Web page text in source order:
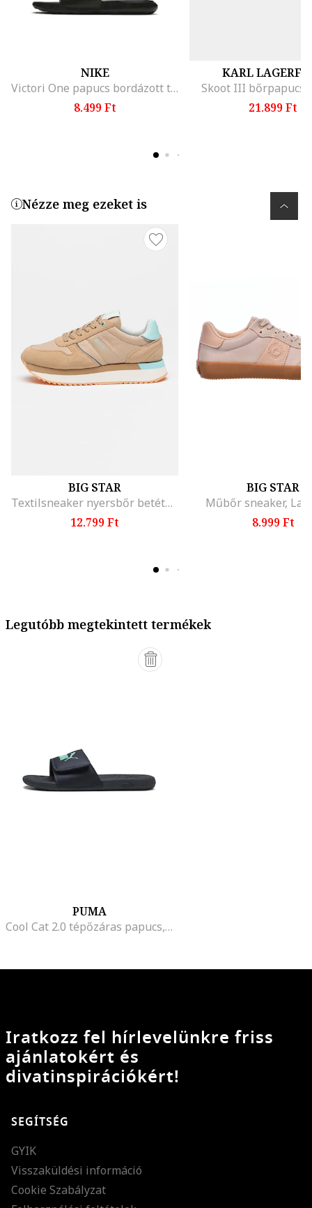
NIKE
Victori One papucs bordázott talppal, Fehér/Fekete
8.499 Ft
KARL
Skoot III bőrpapucs,
21.899 Ft
Nézze meg ezeket is
BIG STAR
Textilsneaker nyersbőr betétekkel, Bézs
12.799 Ft
BIG STAR
Műbőr sneaker,
8.999 Ft
Legutóbb megtekintett termékek
PUMA
Cool Cat 2.0 tépőzáras papucs, Sötétkék
Iratkozz fel hírlevelünkre friss
ajánlatokért és
divatinspirációkért!
SEGÍTSÉG
GYIK
Visszaküldési információ
Cookie Szabályzat